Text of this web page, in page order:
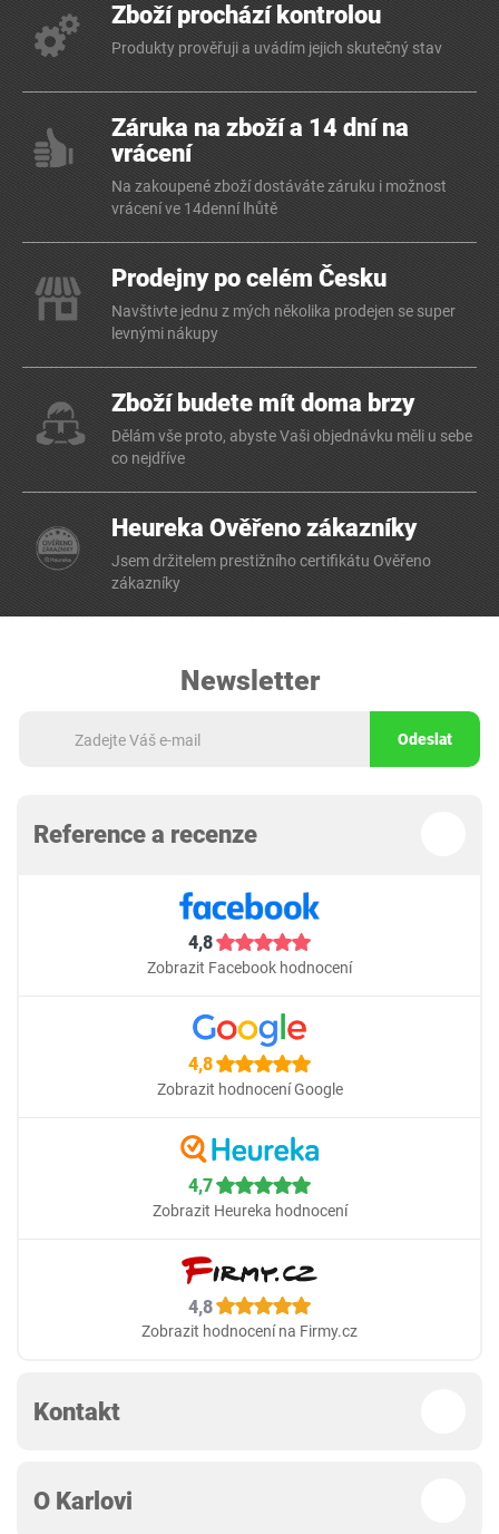
Zboží prochází kontrolou
Produkty prověřuji a uvádím jejich skutečný stav
Záruka na zboží a 14 dní na
vrácení
Na zakoupené zboží dostáváte záruku i možnost
vrácení ve 14denní lhůtě
Prodejny po celém Česku
Navštivte jednu z mých několika prodejen se super
levnými nákupy
Zboží budete mít doma brzy
Dělám vše proto, abyste Vaši objednávku měli u sebe
co nejdříve
Heureka Ověřeno zákazníky
Jsem držitelem prestižního certifikátu Ověřeno
zákazníky
Newsletter
Odeslat
Reference a recenze
4,8
Zobrazit Facebook hodnocení
4,8
Zobrazit hodnocení Google
4,7
Zobrazit Heureka hodnocení
4,8
Zobrazit hodnocení na Firmy.cz
Kontakt
O Karlovi